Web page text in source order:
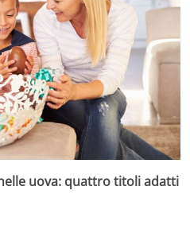
uova: quattro titoli adatti